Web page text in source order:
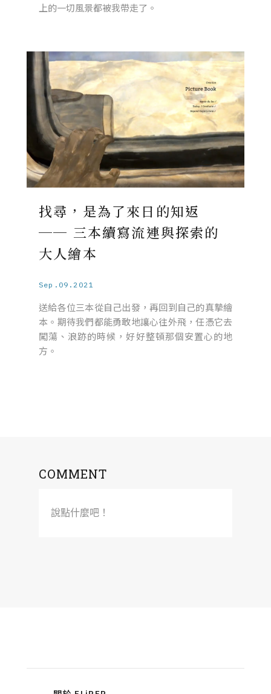
上的一切風景都被我帶走了。
找尋，是為了來日的知返
── 三本續寫流連與探索的
大人繪本
Sep.09.2021
送給各位三本從自己出發，再回到自己的真摯繪
本。期待我們都能勇敢地讓心往外飛，任憑它去
闖蕩、浪跡的時候，好好整頓那個安置心的地
方。
COMMENT
說點什麼吧！